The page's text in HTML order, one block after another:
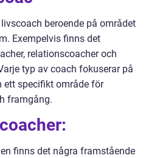
beroende på området
Exempelvis finns det
relationscoacher och
typ av coach fokuserar på
ett specifikt område för
framgång.
finns det några framstående